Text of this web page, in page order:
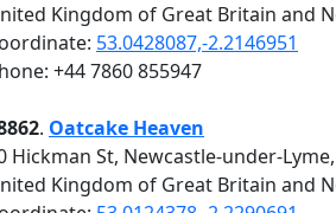
Kingdom of Great Britain and
53.0428087,-2.2146951
+44 7860 855947
. Oatcake Heaven
Hickman St, Newcastle-under-
Kingdom of Great Britain and